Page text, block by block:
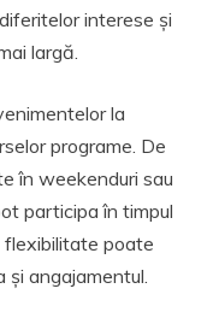
interese și
largă.
la
programe. De
în weekenduri sau
participa în timpul
flexibilitate poate
angajamentul.